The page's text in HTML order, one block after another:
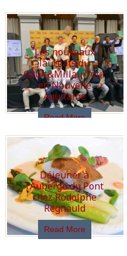
Les nouveaux
lauréats du
Gault&Millau Tour
en Nouvelle
Aquitaine
Read More
Déjeuner à
l’Auberge du Pont
chez Rodolphe
Regnauld
Read More